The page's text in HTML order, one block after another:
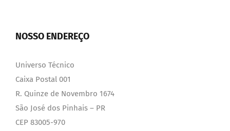
NOSSO ENDEREÇO
Universo Técnico
Caixa Postal 001
R. Quinze de Novembro 1674
São José dos Pinhais – PR
CEP 83005-970